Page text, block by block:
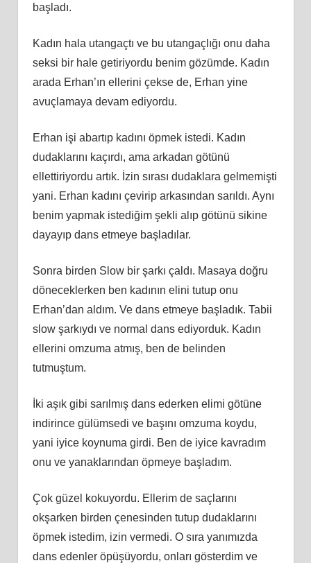
başladı.
Kadın hala utangaçtı ve bu utangaçlığı onu daha
seksi bir hale getiriyordu benim gözümde. Kadın
arada Erhan’ın ellerini çekse de, Erhan yine
avuçlamaya devam ediyordu.
Erhan işi abartıp kadını öpmek istedi. Kadın
dudaklarını kaçırdı, ama arkadan götünü
ellettiriyordu artık. İzin sırası dudaklara gelmemişti
yani. Erhan kadını çevirip arkasından sarıldı. Aynı
benim yapmak istediğim şekli alıp götünü sikine
dayayıp dans etmeye başladılar.
Sonra birden Slow bir şarkı çaldı. Masaya doğru
döneceklerken ben kadının elini tutup onu
Erhan’dan aldım. Ve dans etmeye başladık. Tabii
slow şarkıydı ve normal dans ediyorduk. Kadın
ellerini omzuma atmış, ben de belinden
tutmuştum.
İki aşık gibi sarılmış dans ederken elimi götüne
indirince gülümsedi ve başını omzuma koydu,
yani iyice koynuma girdi. Ben de iyice kavradım
onu ve yanaklarından öpmeye başladım.
Çok güzel kokuyordu. Ellerim de saçlarını
okşarken birden çenesinden tutup dudaklarını
öpmek istedim, izin vermedi. O sıra yanımızda
dans edenler öpüşüyordu, onları gösterdim ve